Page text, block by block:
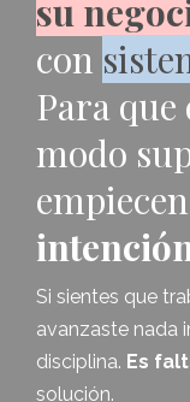
su
con
Para
modo
Si sientes que
avanzaste nada
disciplina. Es
solución.